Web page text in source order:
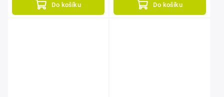
Do košíku Do košíku